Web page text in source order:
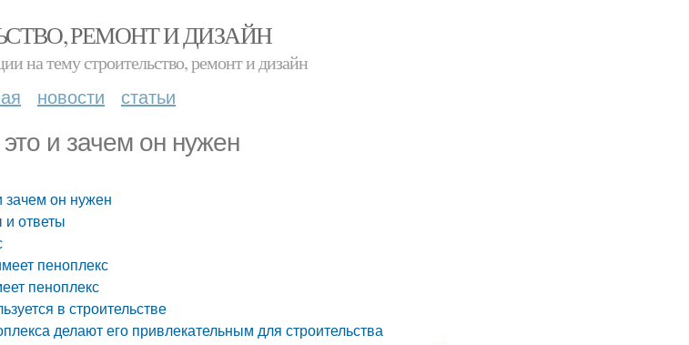
РЕМОНТ И ДИЗАЙН
на тему строительство, ремонт и дизайн
новости статьи
и зачем он нужен
зачем он нужен
ответы
пеноплекс
пеноплекс
в строительстве
делают его привлекательным для строительства